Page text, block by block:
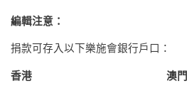
編輯注意：
捐款可存入以下樂施會銀行戶口：
香港 澳門